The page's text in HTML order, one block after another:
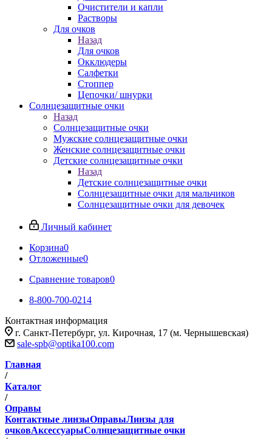
Очистители и капли
Растворы
Для очков
Назад
Для очков
Окклюдеры
Салфетки
Стоппер
Цепочки/ шнурки
Солнцезащитные очки
Назад
Солнцезащитные очки
Мужские солнцезащитные очки
Женские солнцезащитные очки
Детские солнцезащитные очки
Назад
Детские солнцезащитные очки
Солнцезащитные очки для мальчиков
Солнцезащитные очки для девочек
Личный кабинет
Корзина0
Отложенные0
Сравнение товаров0
8-800-700-0214
Контактная информация
г. Санкт-Петербург, ул. Кирочная, 17 (м. Чернышевская)
sale-spb@optika100.com
Главная
/
Каталог
/
Оправы
Контактные линзыОправыЛинзы для
очковАксессуарыСолнцезащитные очки